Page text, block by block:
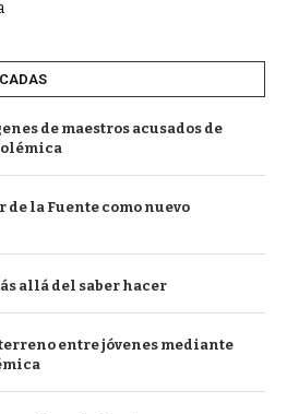
de maestros acusados de
de la Fuente como nuevo
allá del saber hacer
entre jóvenes mediante